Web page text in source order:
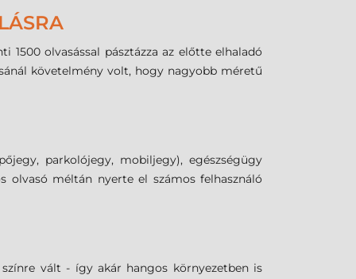
olvasással pásztázza az előtte elhaladó
követelmény volt, hogy nagyobb méretű
parkolójegy, mobiljegy), egészségügy
olvasó méltán nyerte el számos felhasználó
vált - így akár hangos környezetben is